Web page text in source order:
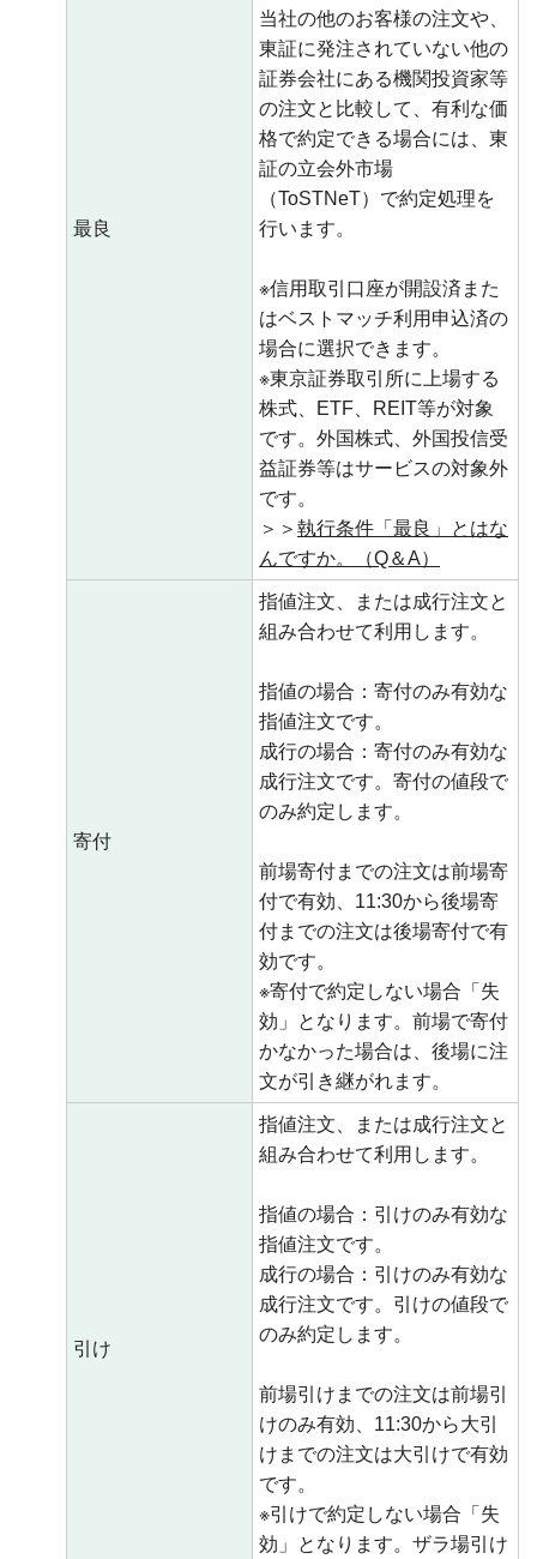
最良
当社の他のお客様の注文や、
東証に発注されていない他の
証券会社にある機関投資家等
の注文と比較して、有利な価
格で約定できる場合には、東
証の立会外市場
（ToSTNeT）で約定処理を
行います。
※信用取引口座が開設済また
はベストマッチ利用申込済の
場合に選択できます。
※東京証券取引所に上場する
株式、ETF、REIT等が対象
です。外国株式、外国投信受
益証券等はサービスの対象外
です。
＞＞ 執行条件「最良」とはな
んですか。（Q＆A）
寄付
指値注文、または成行注文と
組み合わせて利用します。
指値の場合：寄付のみ有効な
指値注文です。
成行の場合：寄付のみ有効な
成行注文です。寄付の値段で
のみ約定します。
前場寄付までの注文は前場寄
付で有効、11:30から後場寄
付までの注文は後場寄付で有
効です。
※寄付で約定しない場合「失
効」となります。前場で寄付
かなかった場合は、後場に注
文が引き継がれます。
引け
指値注文、または成行注文と
組み合わせて利用します。
指値の場合：引けのみ有効な
指値注文です。
成行の場合：引けのみ有効な
成行注文です。引けの値段で
のみ約定します。
前場引けまでの注文は前場引
けのみ有効、11:30から大引
けまでの注文は大引けで有効
です。
※引けで約定しない場合「失
効」となります。ザラ場引け